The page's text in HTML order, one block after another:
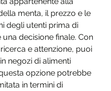
menta, il prezzo e le
degli utenti prima di
una decisione finale. Con
e attenzione, puoi
negozi di alimenti
opzione potrebbe
in termini di